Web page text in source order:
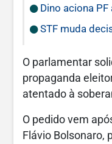
Dino aciona PF
STF muda
O parlamentar
propaganda
atentado à
O pedido vem
Flávio Bolsonaro,